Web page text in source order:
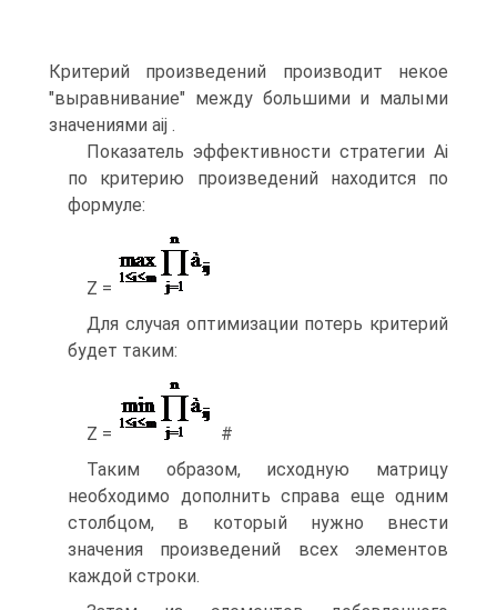
Критерий произведений производит некое
"выравнивание" между большими и малыми
значениями аij .
Показатель эффективности стратегии Аi
по критерию произведений находится по
формуле:
Z =
Для случая оптимизации потерь критерий
будет таким:
Z =
#
Таким образом, исходную матрицу
необходимо дополнить справа еще одним
столбцом, в который нужно внести
значения произведений всех элементов
каждой строки.